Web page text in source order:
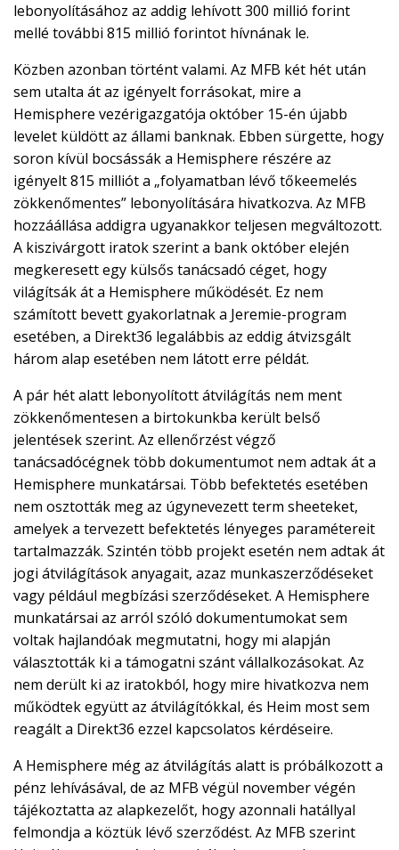
lebonyolításához az addig lehívott 300 millió forint
mellé további 815 millió forintot hívnának le.
Közben azonban történt valami. Az MFB két hét után
sem utalta át az igényelt forrásokat, mire a
Hemisphere vezérigazgatója október 15-én újabb
levelet küldött az állami banknak. Ebben sürgette, hogy
soron kívül bocsássák a Hemisphere részére az
igényelt 815 milliót a „folyamatban lévő tőkeemelés
zökkenőmentes” lebonyolítására hivatkozva. Az MFB
hozzáállása addigra ugyanakkor teljesen megváltozott.
A kiszivárgott iratok szerint a bank október elején
megkeresett egy külsős tanácsadó céget, hogy
világítsák át a Hemisphere működését. Ez nem
számított bevett gyakorlatnak a Jeremie-program
esetében, a Direkt36 legalábbis az eddig átvizsgált
három alap esetében nem látott erre példát.
A pár hét alatt lebonyolított átvilágítás nem ment
zökkenőmentesen a birtokunkba került belső
jelentések szerint. Az ellenőrzést végző
tanácsadócégnek több dokumentumot nem adtak át a
Hemisphere munkatársai. Több befektetés esetében
nem osztották meg az úgynevezett term sheeteket,
amelyek a tervezett befektetés lényeges paramétereit
tartalmazzák. Szintén több projekt esetén nem adtak át
jogi átvilágítások anyagait, azaz munkaszerződéseket
vagy például megbízási szerződéseket. A Hemisphere
munkatársai az arról szóló dokumentumokat sem
voltak hajlandóak megmutatni, hogy mi alapján
választották ki a támogatni szánt vállalkozásokat. Az
nem derült ki az iratokból, hogy mire hivatkozva nem
működtek együtt az átvilágítókkal, és Heim most sem
reagált a Direkt36 ezzel kapcsolatos kérdéseire.
A Hemisphere még az átvilágítás alatt is próbálkozott a
pénz lehívásával, de az MFB végül november végén
tájékoztatta az alapkezelőt, hogy azonnali hatállyal
felmondja a köztük lévő szerződést. Az MFB szerint